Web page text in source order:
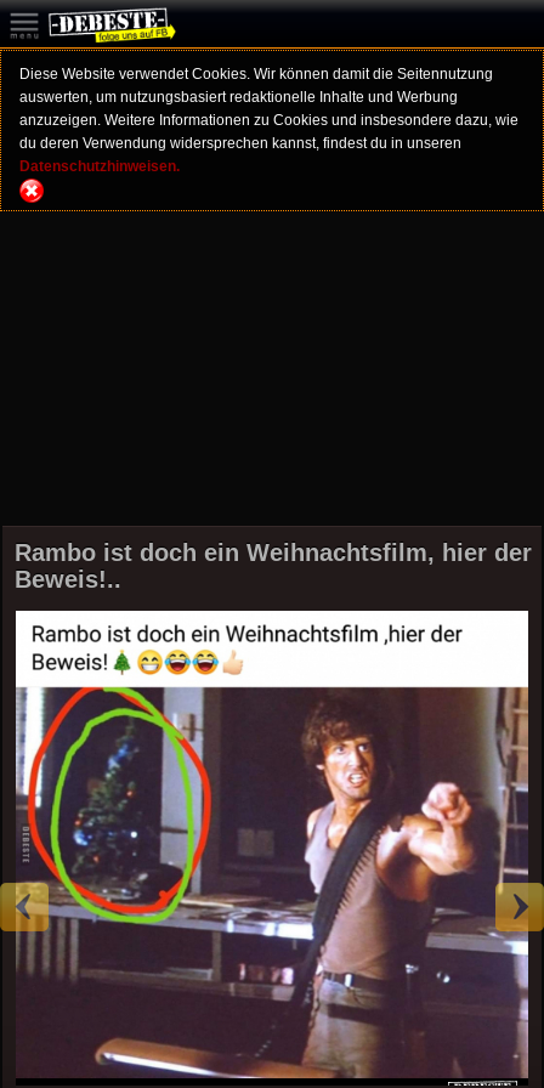
Diese Website verwendet Cookies. Wir können damit die Seitennutzung
auswerten, um nutzungsbasiert redaktionelle Inhalte und Werbung
anzuzeigen. Weitere Informationen zu Cookies und insbesondere dazu, wie
du deren Verwendung widersprechen kannst, findest du in unseren
Datenschutzhinweisen.
Rambo ist doch ein Weihnachtsfilm, hier der
Beweis!..